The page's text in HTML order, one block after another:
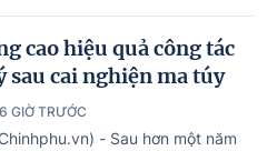
cao hiệu quả công tác
sau cai nghiện ma túy
GIỜ TRƯỚC
- Sau hơn một năm